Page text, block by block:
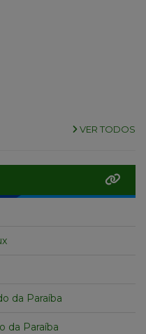
VER TODOS
da Paraíba
da Paraíba